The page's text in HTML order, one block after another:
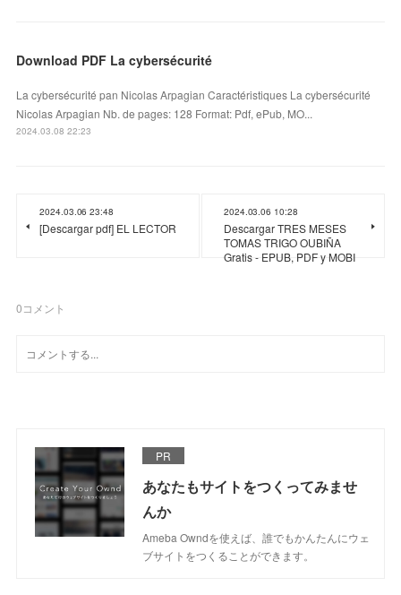
Download PDF La cybersécurité
La cybersécurité pan Nicolas Arpagian Caractéristiques La cybersécurité
Nicolas Arpagian Nb. de pages: 128 Format: Pdf, ePub, MO...
2024.03.08 22:23
2024.03.06 23:48
[Descargar pdf] EL LECTOR
2024.03.06 10:28
Descargar TRES MESES
TOMAS TRIGO OUBIÑA
Gratis - EPUB, PDF y MOBI
0コメント
PR
あなたもサイトをつくってみませ
んか
Ameba Owndを使えば、誰でもかんたんにウェ
ブサイトをつくることができます。